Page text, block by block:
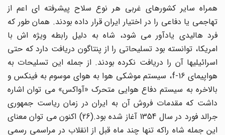
همراه سایر کشورهای غربی هر نوع سلاح پیشرفته ای اعم از
تهاجمی یا دفاعی را در اختیار ایران قرار داده بودند. همان طور که
فرد هالیدی یادآور می شود، شاه به دلیل رابطه ویژه اش با
امریکا، توانسته بود تسلیحاتی را از پنتاگون دریافت دارد که حتی
اسرائیلیها آن را دریافت نکرده بودند. از جمله این تسلیحات به
هواپیمای f-16، سیستم موشکی هوا به هوای موسوم به فینکس و
بالاخره به سیستم دفاع هوایی متحرک «آواکس» می توان اشاره
داشت که مقدمات فروش آن به ایران در زمان ریاست جمهوری
جرالد فورد در سال 1354 آغاز شده بود.(26) اکنون می توان معنای
این جمله شاه راکه تنها چند ماه قبل از انقلاب در مراسمی رسمی